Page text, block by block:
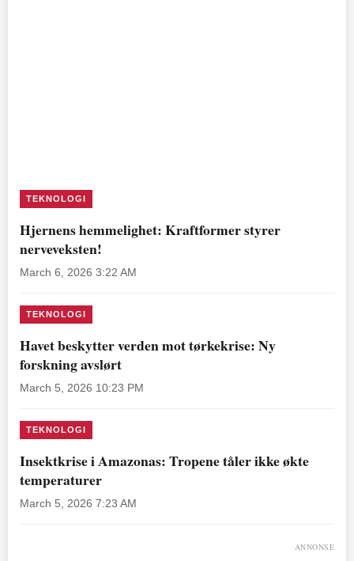
TEKNOLOGI
Hjernens hemmelighet: Kraftformer styrer
nerveveksten!
March 6, 2026 3:22 AM
TEKNOLOGI
Havet beskytter verden mot tørkekrise: Ny
forskning avslørt
March 5, 2026 10:23 PM
TEKNOLOGI
Insektkrise i Amazonas: Tropene tåler ikke økte
temperaturer
March 5, 2026 7:23 AM
ANNONSE